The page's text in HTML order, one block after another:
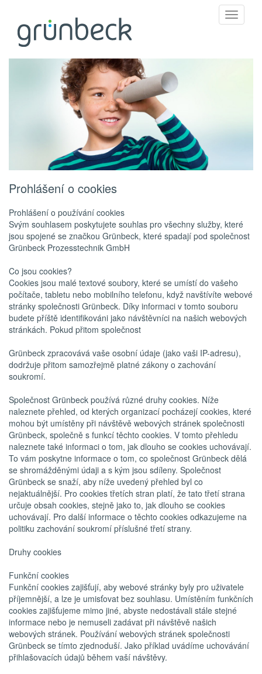
Toggle
Prohlášení o cookies
Prohlášení o používání cookies
Svým souhlasem poskytujete souhlas pro všechny služby, které
jsou spojené se značkou Grünbeck, které spadají pod společnost
Grünbeck Prozesstechnik GmbH
Co jsou cookies?
Cookies jsou malé textové soubory, které se umístí do vašeho
počítače, tabletu nebo mobilního telefonu, když navštívíte webové
stránky společnosti Grünbeck. Díky informaci v tomto souboru
budete příště identifikováni jako návštěvníci na našich webových
stránkách. Pokud přitom společnost
Grünbeck zpracovává vaše osobní údaje (jako vaši IP-adresu),
dodržuje přitom samozřejmě platné zákony o zachování
soukromí.
Společnost Grünbeck používá různé druhy cookies. Níže
naleznete přehled, od kterých organizací pocházejí cookies, které
mohou být umístěny při návštěvě webových stránek společnosti
Grünbeck, společně s funkcí těchto cookies. V tomto přehledu
naleznete také informaci o tom, jak dlouho se cookies uchovávají.
To vám poskytne informace o tom, co společnost Grünbeck dělá
se shromážděnými údaji a s kým jsou sdíleny. Společnost
Grünbeck se snaží, aby níže uvedený přehled byl co
nejaktuálnější. Pro cookies třetích stran platí, že tato třetí strana
určuje obsah cookies, stejně jako to, jak dlouho se cookies
uchovávají. Pro další informace o těchto cookies odkazujeme na
politiku zachování soukromí příslušné třetí strany.
Druhy cookies
Funkční cookies
Funkční cookies zajišťují, aby webové stránky byly pro uživatele
příjemnější, a lze je umisťovat bez souhlasu. Umístěním funkčních
cookies zajišťujeme mimo jiné, abyste nedostávali stále stejné
informace nebo je nemuseli zadávat při návštěvě našich
webových stránek. Používání webových stránek společnosti
Grünbeck se tímto zjednoduší. Jako příklad uvádíme uchovávání
přihlašovacích údajů během vaší návštěvy.